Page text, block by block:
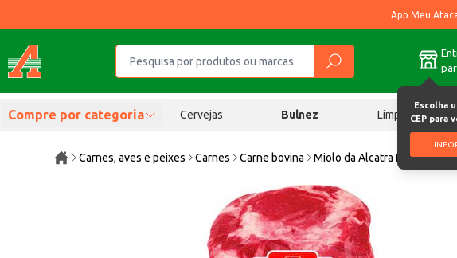
App Meu
Escolha
CEP para
Compre por categoria Cervejas Bulnez Limpeza
Carnes, aves e peixes Carnes Carne bovina Miolo da Alcatra Bov